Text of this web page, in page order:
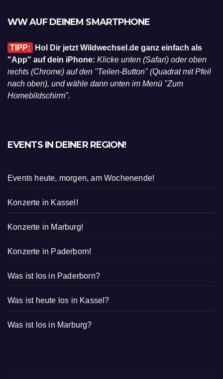
WW AUF DEINEM SMARTPHONE
TIPP:
Hol Dir jetzt Wildwechsel.de ganz einfach als
"App" auf dein iPhone: Klicke unten (Safari) oder oben
rechts (Chrome) auf den "Teilen-Button" (Quadrat mit Pfeil
nach oben), und wähle dann unten im Menü "Zum
Homebildschirm".
EVENTS IN DEINER REGION!
Events heute, morgen, am Wochenende!
Konzerte in Kassel!
Konzerte in Marburg!
Konzerte in Paderborn!
Was ist los in Paderborn?
Was ist heute los in Kassel?
Was ist los in Marburg?